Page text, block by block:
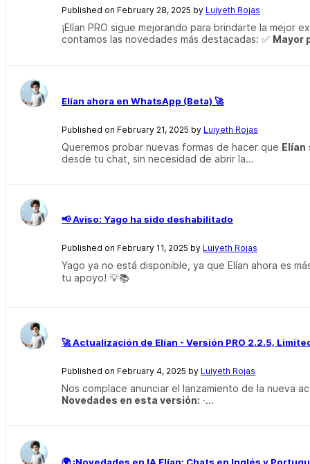
Published on February 28, 2025 by Luiyeth Rojas
¡Elían PRO sigue mejorando para brindarte la mejor
contamos las novedades más destacadas: ✅ Mayor
Elían ahora en WhatsApp (Beta) 🚀
Published on February 21, 2025 by Luiyeth Rojas
Queremos probar nuevas formas de hacer que Elían
desde tu chat, sin necesidad de abrir la...
📢 Aviso: Yago ha sido deshabilitado
Published on February 11, 2025 by Luiyeth Rojas
Yago ya no está disponible, ya que Elían ahora es
tu apoyo! 💡📚
🚀️ Actualización de Elían - Versión PRO 2.2.5,
Published on February 4, 2025 by Luiyeth Rojas
Nos complace anunciar el lanzamiento de la nueva
Novedades en esta versión: ·...
🌍 ¡Novedades en IA Elían: Chats en Inglés y